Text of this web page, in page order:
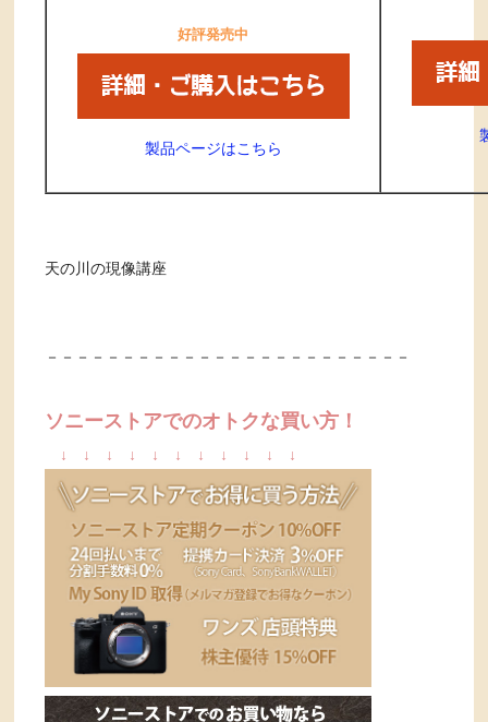
好評発売中
製品ページはこちら
天の川の現像講座
－－－－－－－－－－－－－－－－－－－－－－－－
ソニーストアでのオトクな買い方！
↓ ↓ ↓ ↓ ↓ ↓ ↓ ↓ ↓ ↓ ↓